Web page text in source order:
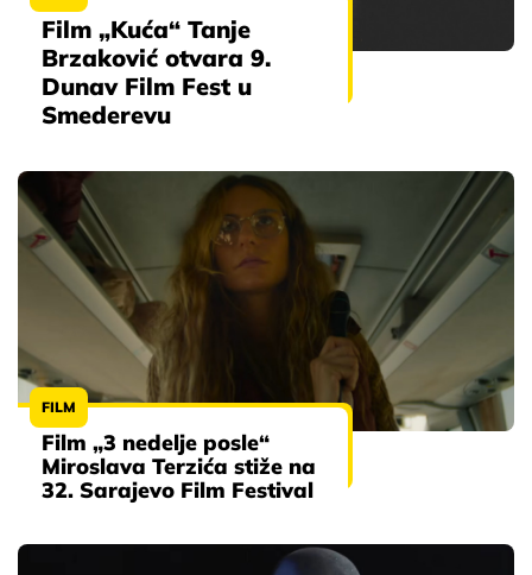
Film „Kuća“ Tanje
Brzaković otvara 9.
Dunav Film Fest u
Smederevu
FILM
Film „3 nedelje posle“
Miroslava Terzića stiže na
32. Sarajevo Film Festival